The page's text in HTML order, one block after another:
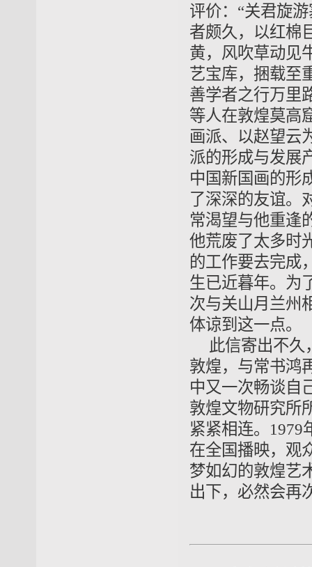
评价：“关君旋
者颇久，以红棉
黄，风吹草动见
艺宝库，捆载至
善学者之行万里
等人在敦煌莫高
画派、以赵望云
派的形成与发展
中国新国画的形
了深深的友谊。
常渴望与他重逢
他荒废了太多时
的工作要去完成
生已近暮年。为
次与关山月兰州
体谅到这一点。
此信寄出不久
敦煌，与常书鸿
中又一次畅谈自
敦煌文物研究所
紧紧相连。1979
在全国播映，观
梦如幻的敦煌艺
出下，必然会再